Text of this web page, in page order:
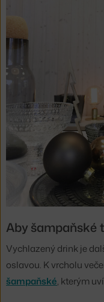
Aby šampaňské
Vychlazený drink je
oslavou. K vrcholu
šampaňské, kterým